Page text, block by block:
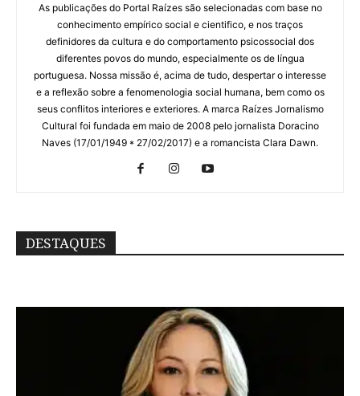
As publicações do Portal Raízes são selecionadas com base no
conhecimento empírico social e cientifico, e nos traços
definidores da cultura e do comportamento psicossocial dos
diferentes povos do mundo, especialmente os de língua
portuguesa. Nossa missão é, acima de tudo, despertar o interesse
e a reflexão sobre a fenomenologia social humana, bem como os
seus conflitos interiores e exteriores. A marca Raízes Jornalismo
Cultural foi fundada em maio de 2008 pelo jornalista Doracino
Naves (17/01/1949 * 27/02/2017) e a romancista Clara Dawn.
DESTAQUES